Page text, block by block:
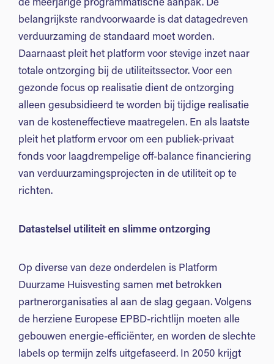
de meerjarige programmatische aanpak. De
belangrijkste randvoorwaarde is dat datagedreven
verduurzaming de standaard moet worden.
Daarnaast pleit het platform voor stevige inzet naar
totale ontzorging bij de utiliteitssector. Voor een
gezonde focus op realisatie dient de ontzorging
alleen gesubsidieerd te worden bij tijdige realisatie
van de kosteneffectieve maatregelen. En als laatste
pleit het platform ervoor om een publiek-privaat
fonds voor laagdrempelige off-balance financiering
van verduurzamingsprojecten in de utiliteit op te
richten.
Datastelsel utiliteit en slimme ontzorging
Op diverse van deze onderdelen is Platform
Duurzame Huisvesting samen met betrokken
partnerorganisaties al aan de slag gegaan. Volgens
de herziene Europese EPBD-richtlijn moeten alle
gebouwen energie-efficiënter, en worden de slechte
labels op termijn zelfs uitgefaseerd. In 2050 krijgt